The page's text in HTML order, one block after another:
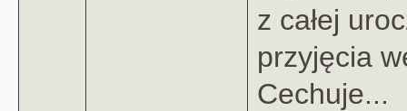
z całej
przyjęcia
Cechuje...